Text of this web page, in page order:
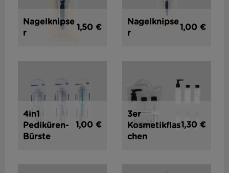
Nagelknipse
r
1,50 €
Nagelknipse
r
1,00 €
4in1
Pediküren-
Bürste
1,00 €
3er
Kosmetikflas
chen
1,30 €